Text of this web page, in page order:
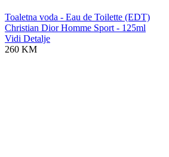
Toaletna voda - Eau de Toilette (EDT)
Christian Dior Homme Sport - 125ml
Vidi Detalje
260 KM